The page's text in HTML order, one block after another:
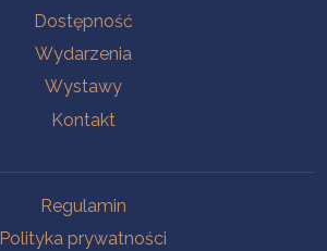
Dostępność
Wydarzenia
Wystawy
Kontakt
Regulamin
Polityka prywatności